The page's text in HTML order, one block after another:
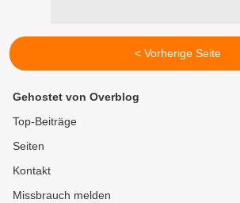
< Vorherige Seite
Gehostet von Overblog
Top-Beiträge
Seiten
Kontakt
Missbrauch melden